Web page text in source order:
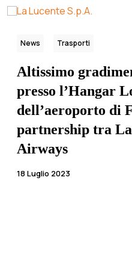
News Trasporti
Altissimo
presso l’Hangar
dell’aeroporto di
partnership tra
Airways
18 Luglio 2023